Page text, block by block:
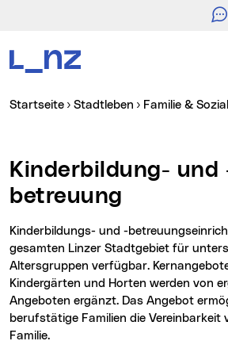
Sie sind hier:
Startseite Stadtleben Familie &
Kinderbildung- und -
betreuung
Kinderbildungs- und -betreuungseinrichtungen sind im
gesamten Linzer Stadtgebiet für
Altersgruppen verfügbar.
Kindergärten und Horten werden von
Angeboten ergänzt. Das Angebot
berufstätige Familien die Vereinbarkeit
Familie.